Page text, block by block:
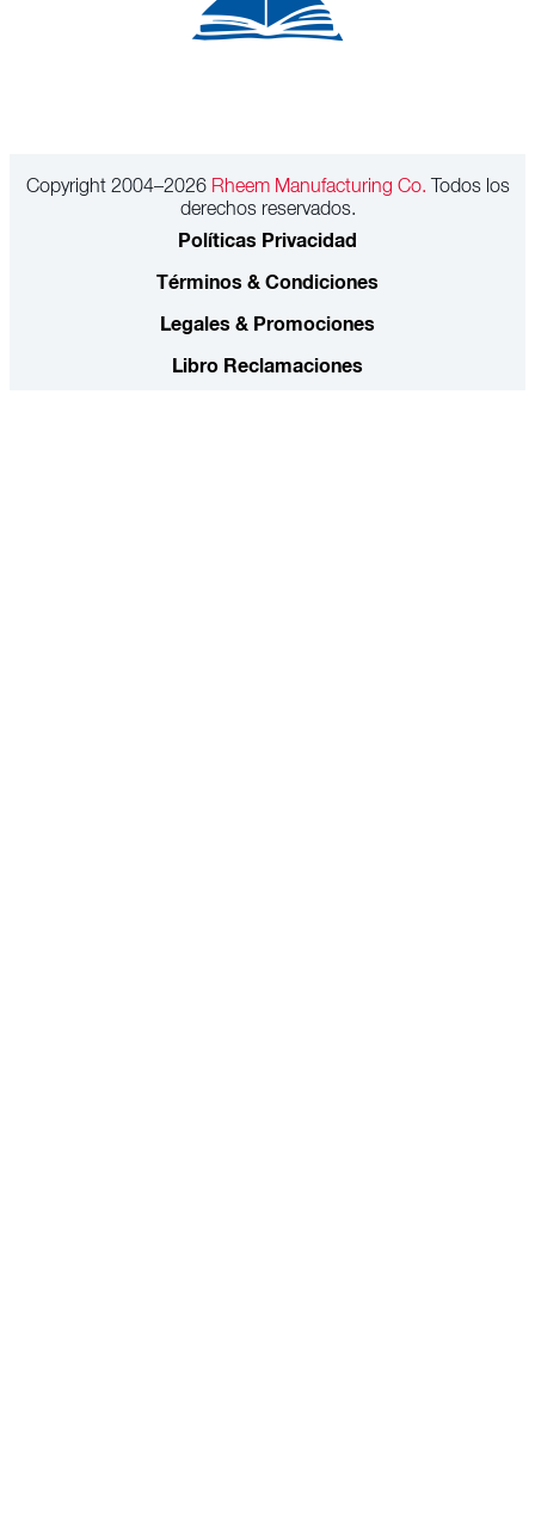
Copyright 2004–2026Rheem Manufacturing Co. Todos los
derechos reservados.
Políticas Privacidad
Términos & Condiciones
Legales & Promociones
Libro Reclamaciones